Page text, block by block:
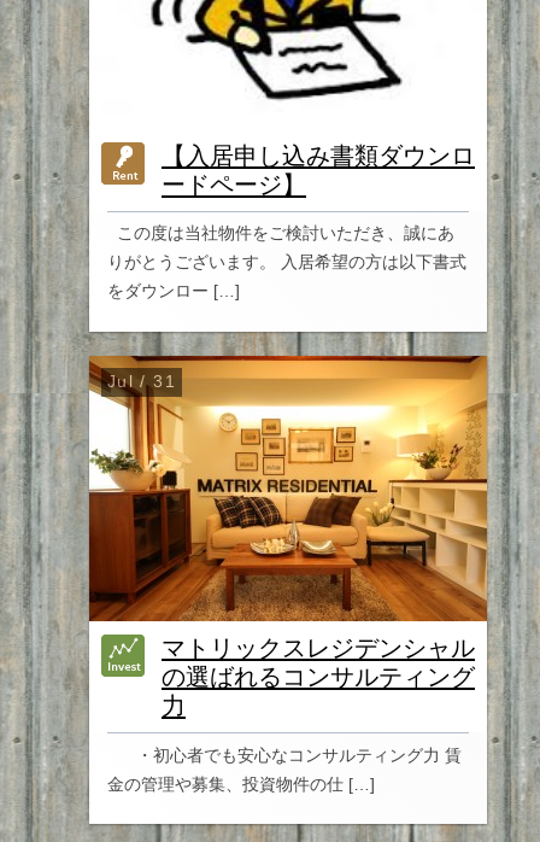
【入居申し込み書類ダウンロ
ードページ】
この度は当社物件をご検討いただき、誠にあ
りがとうございます。 入居希望の方は以下書式
をダウンロー […]
Jul / 31
マトリックスレジデンシャル
の選ばれるコンサルティング
力
・初心者でも安心なコンサルティング力 賃
金の管理や募集、投資物件の仕 […]